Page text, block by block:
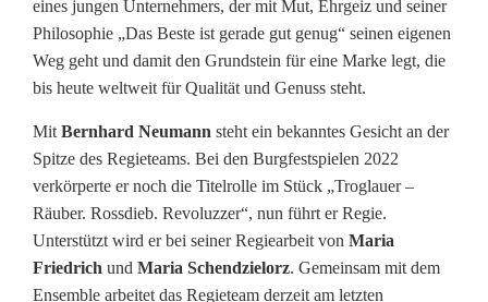
r
g
f
e
s
t
s
eines jungen Unternehmers, der mit Mut, Ehrgeiz und seiner
Philosophie „Das Beste ist gerade gut genug“ seinen eigenen
Weg geht und damit den Grundstein für eine Marke legt, die
bis heute weltweit für Qualität und Genuss steht.
Mit Bernhard Neumann steht ein bekanntes Gesicht an der
Spitze des Regieteams. Bei den Burgfestspielen 2022
verkörperte er noch die Titelrolle im Stück „Troglauer –
Räuber. Rossdieb. Revoluzzer“, nun führt er Regie.
Unterstützt wird er bei seiner Regiearbeit von Maria
Friedrich und Maria Schendzielorz. Gemeinsam mit dem
Ensemble arbeitet das Regieteam derzeit am letzten